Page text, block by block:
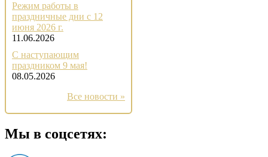
Режим работы в
праздничные дни с 12
июня 2026 г.
11.06.2026
С наступающим
праздником 9 мая!
08.05.2026
Все новости »
Мы в соцсетях: